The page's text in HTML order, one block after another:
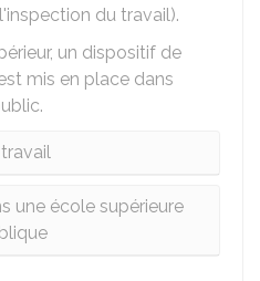
du travail).
un dispositif de
mis en place dans
une école supérieure